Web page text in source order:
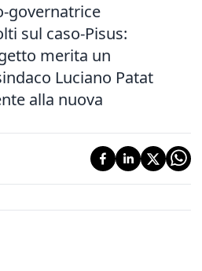
governatrice
sul caso-Pisus:
merita un
Luciano Patat
alla nuova